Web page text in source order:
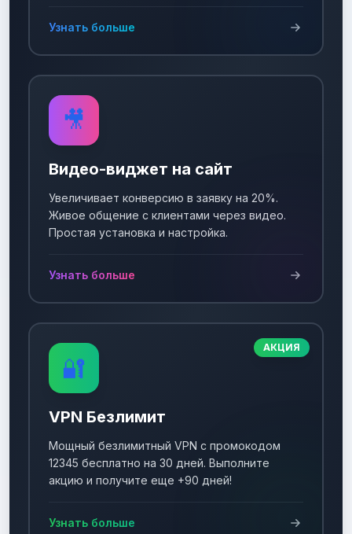
Узнать больше
🎥
Видео-виджет на сайт
Увеличивает конверсию в заявку на 20%.
Живое общение с клиентами через видео.
Простая установка и настройка.
Узнать больше
АКЦИЯ
🔐
VPN Безлимит
Мощный безлимитный VPN с промокодом
12345 бесплатно на 30 дней. Выполните
акцию и получите еще +90 дней!
Узнать больше